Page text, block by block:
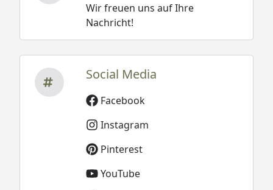
Wir freuen uns auf Ihre
Nachricht!
Social Media
Facebook
Instagram
Pinterest
YouTube